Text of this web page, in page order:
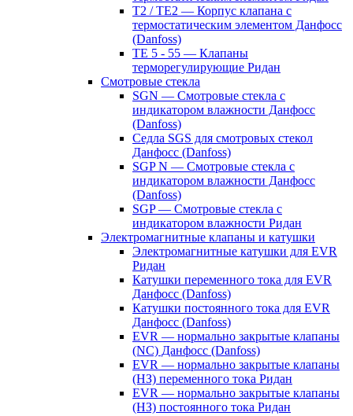
T2 / TE2 — Корпус клапана с
термостатическим элементом Данфосс
(Danfoss)
TE 5 - 55 — Клапаны
терморегулирующие Ридан
Смотровые стекла
SGN — Смотровые стекла с
индикатором влажности Данфосс
(Danfoss)
Седла SGS для смотровых стекол
Данфосс (Danfoss)
SGP N — Смотровые стекла с
индикатором влажности Данфосс
(Danfoss)
SGP — Смотровые стекла с
индикатором влажности Ридан
Электромагнитные клапаны и катушки
Электромагнитные катушки для EVR
Ридан
Катушки переменного тока для EVR
Данфосс (Danfoss)
Катушки постоянного тока для EVR
Данфосс (Danfoss)
EVR — нормально закрытые клапаны
(NC) Данфосс (Danfoss)
EVR — нормально закрытые клапаны
(НЗ) переменного тока Ридан
EVR — нормально закрытые клапаны
(НЗ) постоянного тока Ридан